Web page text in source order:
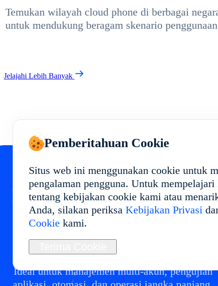
Temukan wilayah cloud phone di berbagai
untuk mendukung beragam skenario
Jelajahi Lebih Banyak
Mulai Cloud Phone Anda
di
performa stabil dan penggunaan fleksibel.
Ideal untuk manajemen multi-akun, pengujian
Pemberitahuan Cookie
Situs web ini menggunakan cookie untuk
pengalaman pengguna. Untuk
tentang kebijakan cookie kami atau
Anda, silakan periksa Kebijakan Privasi
Cookie kami.